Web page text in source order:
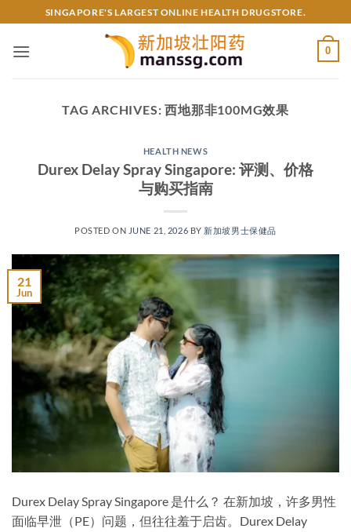
to
content
SINGAPORE'S LARGEST ONLINE HEALTH DRUGSTORE.
0
TAG ARCHIVES:西地那非100MG效果
HEALTH NEWS
Durex Delay Spray Singapore: 评测、价格
与购买指南
POSTED ON JUNE 21, 2026 BY 新加坡男士保健品
21
Jun
Durex Delay Spray Singapore 是什么？ 在新加坡，许多男性
面临早泄（PE）问题，但往往羞于启齿。Durex Delay